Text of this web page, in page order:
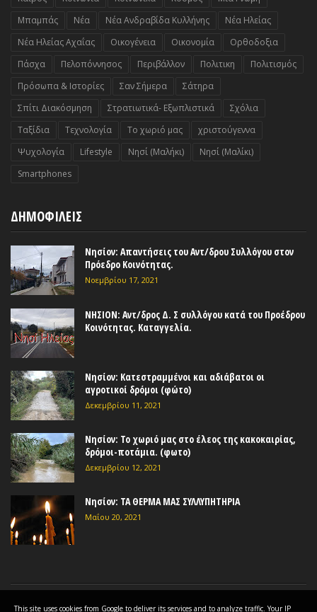
Μπαμπάς
Νέα Νέα Ανδραβίδα Κυλλήνης
Νέα Ηλείας
Νέα Ηλείας Αχαΐας
Οικογένεια Οικονομία
Ορθοδοξια
Πάσχα
Πελοπόννησος Περιβάλλον Πολιτικη
Πολιτισμός
Πρόσωπα & Ιστορίες
Σαν Σήμερα
Σάτηρα
Σπίτι Διακόσμηση
Στρατιωτικά- Εξωπλιστικά
Σχόλια
Ταξίδια
Τεχνολογία Το χωριό μας
χριστούγεννα
Ψυχολογία
Lifestyle Nησί (Μαλήκι)
Nησί (Μαλίκι)
Smartphones
ΔΗΜΟΦΙΛΕΙΣ
Νησίον: Απαντήσεις του Αντ/δρου Συλλόγου στον
Πρόεδρο Κοινότητας.
Νοεμβρίου 17, 2021
ΝΗΣΙΟΝ: Αντ/δρος Δ. Σ συλλόγου κατά του Προέδρου
Κοινότητας. Καταγγελία.
Νησίον: Κατεστραμμένοι και αδιάβατοι οι
αγροτικοί δρόμοι (φώτο)
Δεκεμβρίου 11, 2021
Νησίον: Το χωριό μας στο έλεος της κακοκαιρίας,
δρόμοι-ποτάμια. (φωτο)
Δεκεμβρίου 12, 2021
Νησίον: ΤΑ ΘΕΡΜΑ ΜΑΣ ΣΥΛΛΥΠΗΤΗΡΙΑ
Μαΐου 20, 2021
This site uses cookies from Google to deliver its services and to analyze traffic. Your IP